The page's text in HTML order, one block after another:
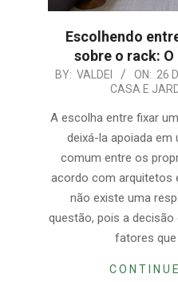
Escolhendo
sobre o rack:
2026-
26
BY: VALDEI ON: 26
CASA E
A escolha entre fixar
deixá-la apoiada em
comum entre os
acordo com arquitetos
não existe uma
questão, pois a
fatores